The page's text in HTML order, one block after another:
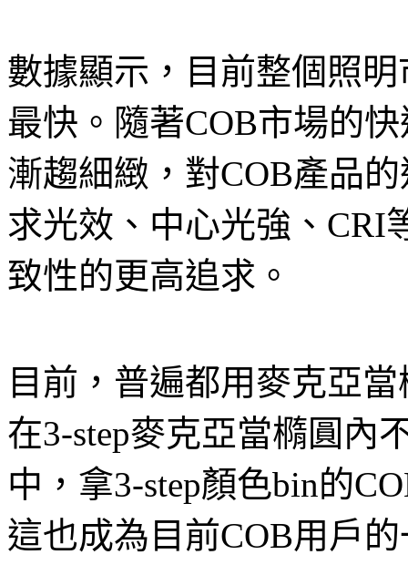
數據顯示，目前整個照
最快。隨著COB市場的
漸趨細緻，對COB產品
求光效、中心光強、CRI
致性的更高追求。
目前，普遍都用麥克亞
在3-step麥克亞當橢圓內
中，拿3-step顏色bin的
這也成為目前COB用戶